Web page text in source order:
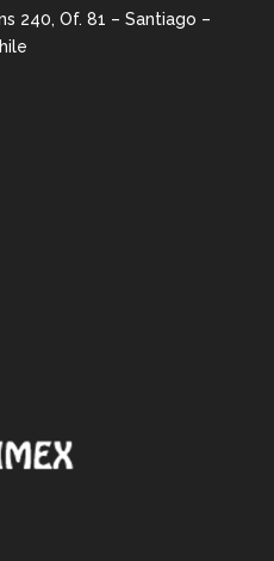
240, Of. 81 – Santiago –